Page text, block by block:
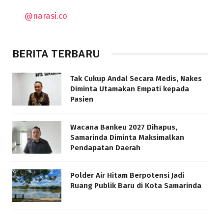
@narasi.co
BERITA TERBARU
Tak Cukup Andal Secara Medis, Nakes
Diminta Utamakan Empati kepada
Pasien
Wacana Bankeu 2027 Dihapus,
Samarinda Diminta Maksimalkan
Pendapatan Daerah
Polder Air Hitam Berpotensi Jadi
Ruang Publik Baru di Kota Samarinda